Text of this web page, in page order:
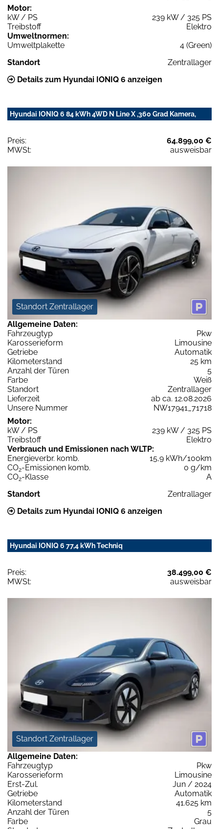
Motor:
kW / PS
239 kW / 325 PS
Treibstoff
Elektro
Umweltnormen:
Umweltplakette
4 (Green)
Standort
Zentrallager
Details zum Hyundai IONIQ 6 anzeigen
Hyundai IONIQ 6 84 kWh 4WD N Line X ,360 Grad Kamera,
Preis:
64.899,00 €
MWSt:
ausweisbar
Standort Zentrallager
Allgemeine Daten:
Fahrzeugtyp
Pkw
Karosserieform
Limousine
Getriebe
Automatik
Kilometerstand
25 km
Anzahl der Türen
5
Farbe
Weiß
Standort
Zentrallager
Lieferzeit
ab ca. 12.08.2026
Unsere Nummer
NW17941_71718
Motor:
kW / PS
239 kW / 325 PS
Treibstoff
Elektro
Verbrauch und Emissionen nach WLTP:
Energieverbr. komb.
15,9 kWh/100km
CO2-Emissionen komb.
0 g/km
CO2-Klasse
A
Standort
Zentrallager
Details zum Hyundai IONIQ 6 anzeigen
Hyundai IONIQ 6 77,4 kWh Techniq
Preis:
38.499,00 €
MWSt:
ausweisbar
Standort Zentrallager
Allgemeine Daten:
Fahrzeugtyp
Pkw
Karosserieform
Limousine
Erst-Zul.
Jun / 2024
Getriebe
Automatik
Kilometerstand
41.625 km
Anzahl der Türen
5
Farbe
Grau